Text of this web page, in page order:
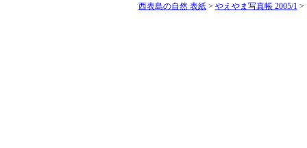
西表島の自然 表紙> やえやま写真帳 2005/1 >